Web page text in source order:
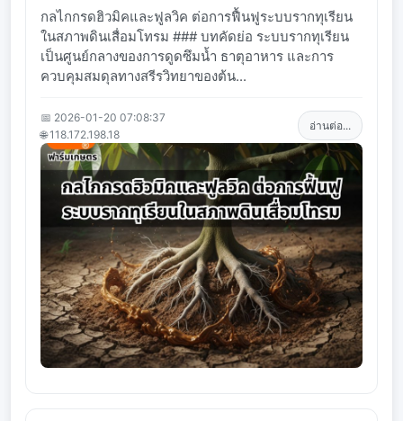
กลไกกรดฮิวมิคและฟูลวิค ต่อการฟื้นฟูระบบรากทุเรียน
ในสภาพดินเสื่อมโทรม ### บทคัดย่อ ระบบรากทุเรียน
เป็นศูนย์กลางของการดูดซึมน้ำ ธาตุอาหาร และการ
ควบคุมสมดุลทางสรีรวิทยาของต้น...
📅 2026-01-20 07:08:37
🌐 118.172.198.18
อ่านต่อ...